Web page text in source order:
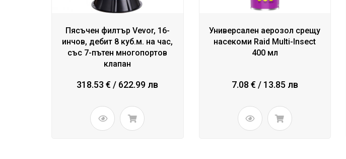
Пясъчен филтър Vevor, 16-
инчов, дебит 8 куб.м. на час,
със 7-пътен многопортов
клапан
318.53 € / 622.99 лв
Универсален аерозол срещу
насекоми Raid Multi-Insect
400 мл
7.08 € / 13.85 лв